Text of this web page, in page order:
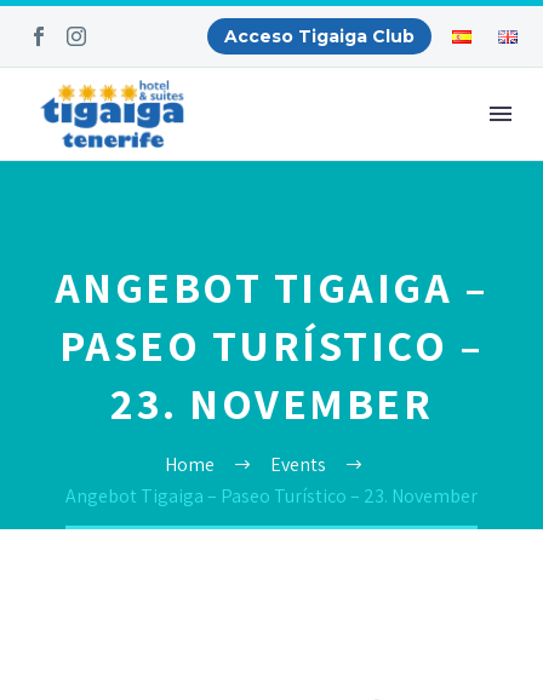
Acceso Tigaiga Club
ANGEBOT TIGAIGA –
PASEO TURÍSTICO –
23. NOVEMBER
Home
Events
Angebot Tigaiga – Paseo Turístico – 23. November